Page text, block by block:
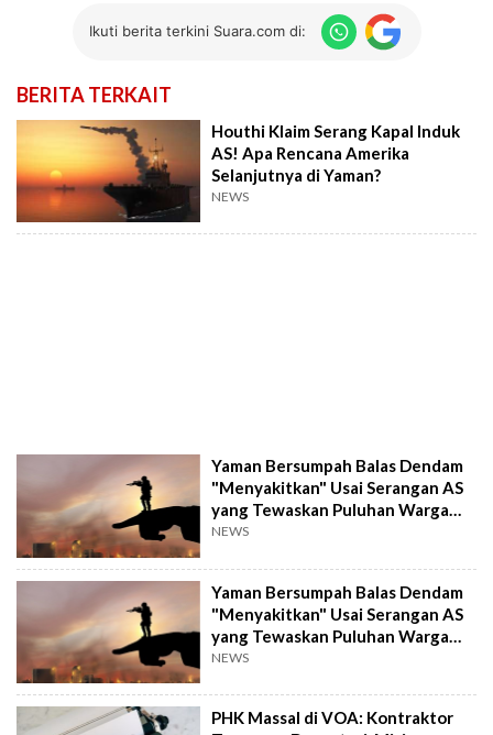
Ikuti berita terkini Suara.com di:
BERITA TERKAIT
Houthi Klaim Serang Kapal Induk
AS! Apa Rencana Amerika
Selanjutnya di Yaman?
NEWS
Yaman Bersumpah Balas Dendam
"Menyakitkan" Usai Serangan AS
yang Tewaskan Puluhan Warga
Sipil
NEWS
Yaman Bersumpah Balas Dendam
"Menyakitkan" Usai Serangan AS
yang Tewaskan Puluhan Warga
Sipil
NEWS
PHK Massal di VOA: Kontraktor